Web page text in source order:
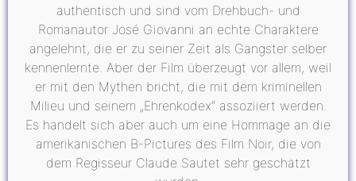
authentisch und sind vom Drehbuch- und
Romanautor José Giovanni an echte Charaktere
angelehnt, die er zu seiner Zeit als Gangster selber
kennenlernte. Aber der Film überzeugt vor allem, weil
er mit den Mythen bricht, die mit dem kriminellen
Milieu und seinem „Ehrenkodex“ assoziiert werden.
Es handelt sich aber auch um eine Hommage an die
amerikanischen B-Pictures des Film Noir, die von
dem Regisseur Claude Sautet sehr geschätzt